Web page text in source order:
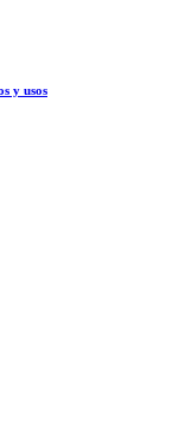
y usos